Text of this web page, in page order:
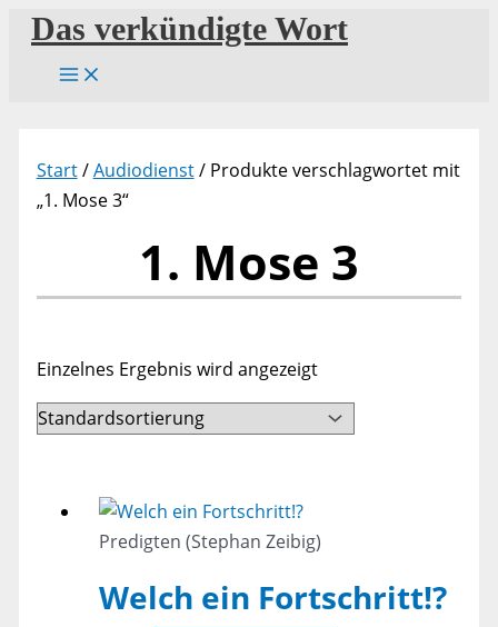
Zum
Inhalt
springen
Das verkündigte Wort
Start/Audiodienst/ Produkte verschlagwortet mit
„1. Mose 3“
1. Mose 3
Einzelnes Ergebnis wird angezeigt
Predigten (Stephan Zeibig)
Welch ein Fortschritt!?